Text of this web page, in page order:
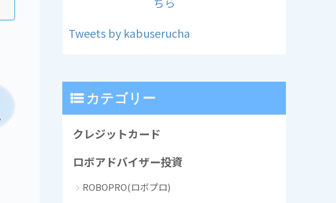
Tweets by kabuserucha
カテゴリー
クレジットカード
ロボアドバイザー投資
ROBOPRO(ロボプロ)